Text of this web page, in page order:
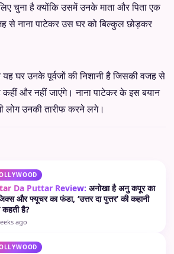
चुना है क्योंकि उसमें उनके माता और पिता एक
से नाना पाटेकर उस घर को बिल्कुल छोड़कर
यह घर उनके पूर्वजों की निशानी है जिसकी वजह से
और नहीं जाएंगे। नाना पाटेकर के इस बयान
लोग उनकी तारीफ करने लगे।
Da Puttar Review: अनोखा है अनु कपूर का
और फ्यूचर का फंडा, ‘उत्तर दा पुत्तर’ की कहानी
कहती है?
ago